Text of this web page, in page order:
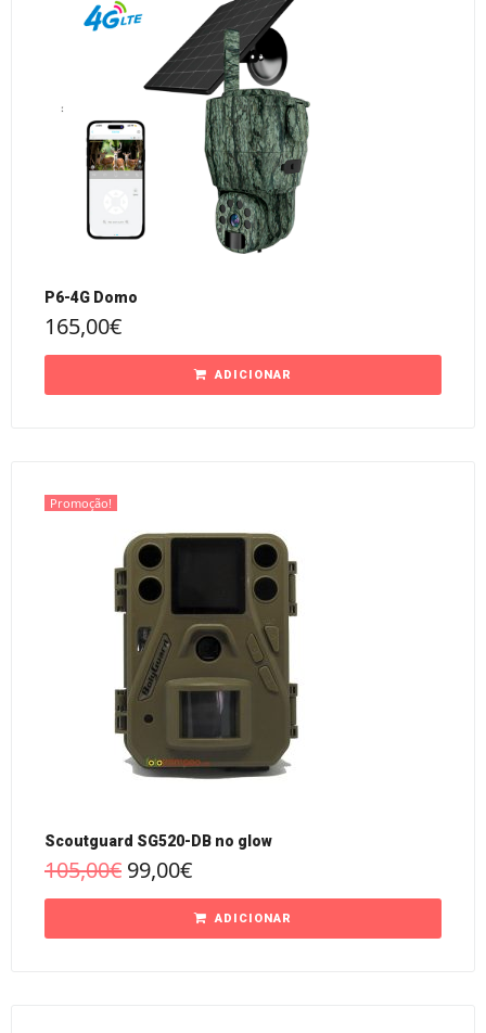
P6-4G Domo
165,00€
ADICIONAR
Promoção!
Scoutguard SG520-DB no glow
105,00€ 99,00€
ADICIONAR